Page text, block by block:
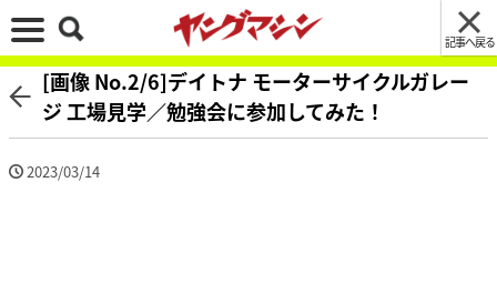
記事へ戻る
[画像 No.2/6]デイトナ モーターサイクルガレー
ジ 工場見学／勉強会に参加してみた！
2023/03/14